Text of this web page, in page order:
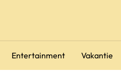
Entertainment Vakantie